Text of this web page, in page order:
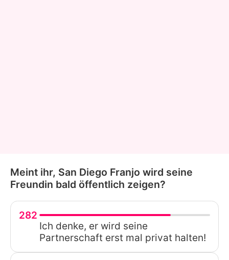
Meint ihr, San Diego Franjo wird seine
Freundin bald öffentlich zeigen?
282
Ich denke, er wird seine
Partnerschaft erst mal privat halten!